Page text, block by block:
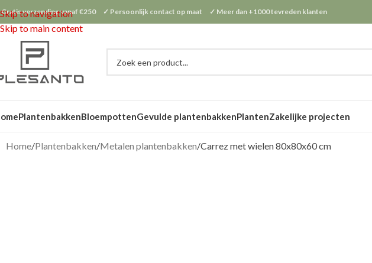
Skip to navigation
Skip to main content
verzending vanaf €250 ✓ Persoonlijk contact op maat ✓ Meer dan +1000 tevreden klanten
PlantenbakkenBloempottenGevulde plantenbakkenPlantenZakelijke projecten
Home Plantenbakken Metalen plantenbakken Carrez met wielen 80x80x60 cm